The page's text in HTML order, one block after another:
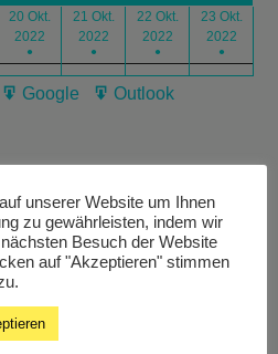
20 Okt.
2022
●
21 Okt.
2022
●
22 Okt.
2022
●
23 Okt.
2022
●
Export
Google
Export
Outlook
unserer Website um Ihnen
zu gewährleisten, indem wir
Besuch der Website
auf "Akzeptieren" stimmen